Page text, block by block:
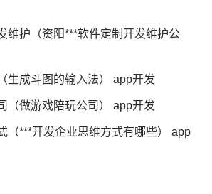
维护（资阳***软件定制开发维护公
生成斗图的输入法） app开发
（做游戏陪玩公司） app开发
（***开发企业思维方式有哪些） app